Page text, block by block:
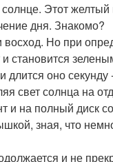
Этот
дня. Знакомо?
Но при
становится
длится оно
свет солнца на
на полный диск
зная, что
и не